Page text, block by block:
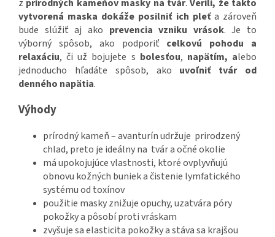
z prírodných kameňov masky na tvár.Verili, že takto
vytvorená maska dokáže posilniť ich pleťa zároveň
bude slúžiť aj ako prevencia vzniku vrások.Je to
výborný spôsob, ako podporiť celkovú pohodu a
relaxáciu, či už bojujete s bolesťou, napätím, alebo
jednoducho hľadáte spôsob, ako uvoľniť tvár od
denného napätia.
Výhody
prírodný kameň – avanturín udržuje prirodzený
chlad, preto je ideálny na tvár a očné okolie
má upokojujúce vlastnosti, ktoré ovplyvňujú
obnovu kožných buniek a čistenie lymfatického
systému od toxínov
použitie masky znižuje opuchy, uzatvára póry
pokožky a pôsobí proti vráskam
zvyšuje sa elasticita pokožky a stáva sa krajšou